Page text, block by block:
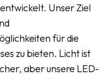
Unser Ziel
für die
zu bieten. Licht ist
aber unsere LED-